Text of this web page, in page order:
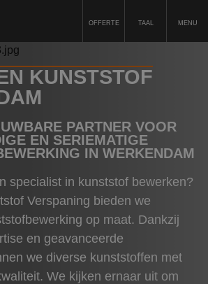
OFFERTE TAAL MENU
KUNSTSTOF
PARTNER VOOR
EN SERIEMATIGE
IN WERKENDAM
specialist in kunststof bewerken?
Verspaning bieden we
op maat. Dankzij
en geavanceerde
we diverse kunststoffen met
We kijken ernaar uit om